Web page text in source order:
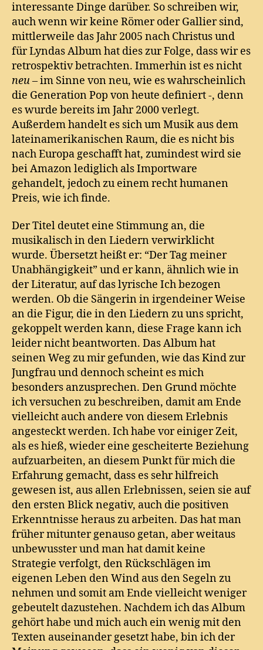
interessante Dinge darüber. So schreiben wir,
auch wenn wir keine Römer oder Gallier sind,
mittlerweile das Jahr 2005 nach Christus und
für Lyndas Album hat dies zur Folge, dass wir es
retrospektiv betrachten. Immerhin ist es nicht
neu– im Sinne von neu, wie es wahrscheinlich
die Generation Pop von heute definiert -, denn
es wurde bereits im Jahr 2000 verlegt.
Außerdem handelt es sich um Musik aus dem
lateinamerikanischen Raum, die es nicht bis
nach Europa geschafft hat, zumindest wird sie
bei Amazon lediglich als Importware
gehandelt, jedoch zu einem recht humanen
Preis, wie ich finde.
Der Titel deutet eine Stimmung an, die
musikalisch in den Liedern verwirklicht
wurde. Übersetzt heißt er: “Der Tag meiner
Unabhängigkeit” und er kann, ähnlich wie in
der Literatur, auf das lyrische Ich bezogen
werden. Ob die Sängerin in irgendeiner Weise
an die Figur, die in den Liedern zu uns spricht,
gekoppelt werden kann, diese Frage kann ich
leider nicht beantworten. Das Album hat
seinen Weg zu mir gefunden, wie das Kind zur
Jungfrau und dennoch scheint es mich
besonders anzusprechen. Den Grund möchte
ich versuchen zu beschreiben, damit am Ende
vielleicht auch andere von diesem Erlebnis
angesteckt werden. Ich habe vor einiger Zeit,
als es hieß, wieder eine gescheiterte Beziehung
aufzuarbeiten, an diesem Punkt für mich die
Erfahrung gemacht, dass es sehr hilfreich
gewesen ist, aus allen Erlebnissen, seien sie auf
den ersten Blick negativ, auch die positiven
Erkenntnisse heraus zu arbeiten. Das hat man
früher mitunter genauso getan, aber weitaus
unbewusster und man hat damit keine
Strategie verfolgt, den Rückschlägen im
eigenen Leben den Wind aus den Segeln zu
nehmen und somit am Ende vielleicht weniger
gebeutelt dazustehen. Nachdem ich das Album
gehört habe und mich auch ein wenig mit den
Texten auseinander gesetzt habe, bin ich der